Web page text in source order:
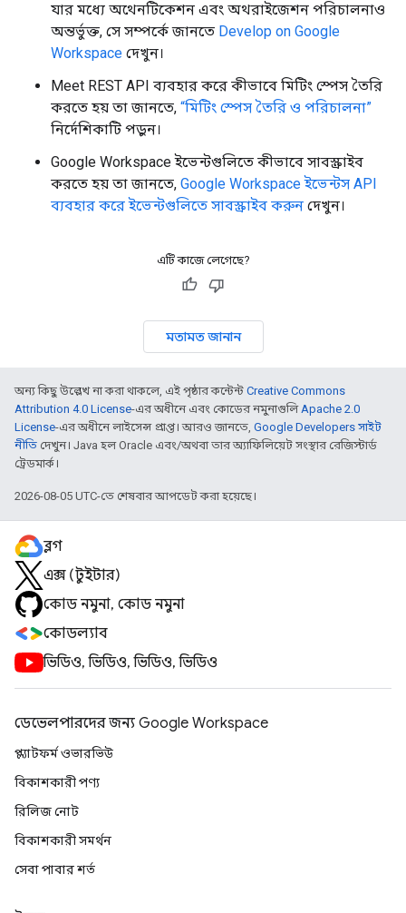
যার মধ্যে অথেনটিকেশন এবং অথরাইজেশন পরিচালনাও
অন্তর্ভুক্ত, সে সম্পর্কে জানতে Develop on Google
Workspace দেখুন।
Meet REST API ব্যবহার করে কীভাবে মিটিং স্পেস তৈরি
করতে হয় তা জানতে, “মিটিং স্পেস তৈরি ও পরিচালনা”
নির্দেশিকাটি পড়ুন।
Google Workspace ইভেন্টগুলিতে কীভাবে সাবস্ক্রাইব
করতে হয় তা জানতে, Google Workspace ইভেন্টস API
ব্যবহার করে ইভেন্টগুলিতে সাবস্ক্রাইব করুন দেখুন।
এটি কাজে লেগেছে?
মতামত জানান
অন্য কিছু উল্লেখ না করা থাকলে, এই পৃষ্ঠার কন্টেন্ট Creative Commons
Attribution 4.0 License-এর অধীনে এবং কোডের নমুনাগুলিApache 2.0
License-এর অধীনে লাইসেন্স প্রাপ্ত। আরও জানতে, Google Developers সাইট
নীতি দেখুন। Java হল Oracle এবং/অথবা তার অ্যাফিলিয়েট সংস্থার রেজিস্টার্ড
ট্রেডমার্ক।
2026-08-05 UTC-তে শেষবার আপডেট করা হয়েছে।
ব্লগ
এক্স (টুইটার)
কোড নমুনা, কোড নমুনা
কোডল্যাব
ভিডিও, ভিডিও, ভিডিও, ভিডিও
ডেভেলপারদের জন্য Google Workspace
প্ল্যাটফর্ম ওভারভিউ
বিকাশকারী পণ্য
রিলিজ নোট
বিকাশকারী সমর্থন
সেবা পাবার শর্ত